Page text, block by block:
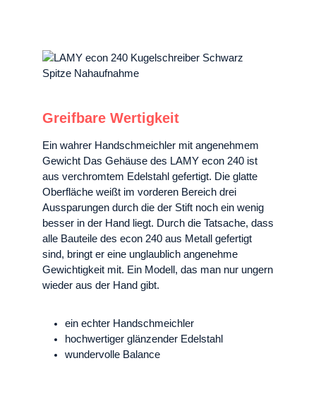
Greifbare Wertigkeit
Ein wahrer Handschmeichler mit angenehmem
Gewicht Das Gehäuse des LAMY econ 240 ist
aus verchromtem Edelstahl gefertigt. Die glatte
Oberfläche weißt im vorderen Bereich drei
Aussparungen durch die der Stift noch ein wenig
besser in der Hand liegt. Durch die Tatsache, dass
alle Bauteile des econ 240 aus Metall gefertigt
sind, bringt er eine unglaublich angenehme
Gewichtigkeit mit. Ein Modell, das man nur ungern
wieder aus der Hand gibt.
ein echter Handschmeichler
hochwertiger glänzender Edelstahl
wundervolle Balance